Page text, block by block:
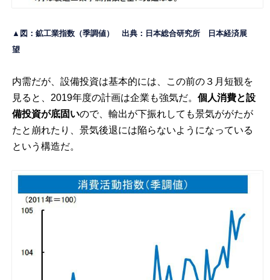
▲図：鉱工業指数（季調値） 出典：日本総合研究所
日本経済展
望
内需だが、設備投資は基本的には、この前の３月短観を
見ると、2019年度の計画は企業も強気だ。個人消費と設
備投資が底固いので、輸出が下振れしても景気ががたが
たと崩れたり、景気後退には陥らないようになっている
という構造だ。